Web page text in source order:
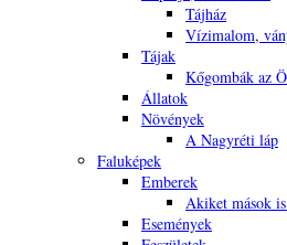
Tájház
Vízimalom,
Tájak
Kőgombák az
Állatok
Növények
A Nagyréti láp
Faluképek
Emberek
Akiket mások
Események